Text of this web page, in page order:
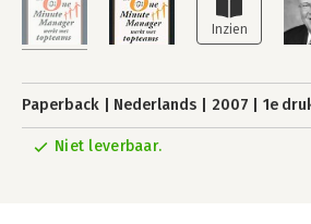
Paperback Nederlands 2007 1e
Niet leverbaar.